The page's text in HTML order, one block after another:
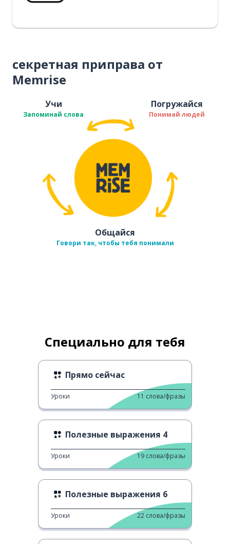
секретная приправа от
Memrise
Учи
Запоминай слова
Погружайся
Понимай людей
Общайся
Говори так, чтобы тебя понимали
Специально для тебя
Прямо сейчас
Уроки 11 слова/фразы
Полезные выражения 4
Уроки 19 слова/фразы
Полезные выражения 6
Уроки 22 слова/фразы